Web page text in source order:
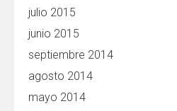
julio 2015
junio 2015
septiembre 2014
agosto 2014
mayo 2014